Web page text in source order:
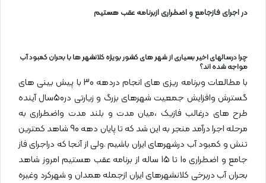
در اجرای فازجامع و اضطراری ازبرنامه عقب هستیم
چرا درسالهای اخیر بسیاری از شهر های کشور بویژه کلانشهر ها با بحران کمبود آب
مواجه شده اند؟
با مطالعات وبرنامه ریزی های انجام دردهه 30 با پیش بینی های
گسترش وافزایش جمعیت شهرهای بزرگ و زیارتی در50سال آینده
طرح های درغالب فازیک ،میان مدت و بلند مدت واضطراری به
مرحله اجرا درآمد منجر به این شد که تا پایان دهه 90 شاهد کمترین
تنش و کمبود آب درشهرهای ایران باشیم .ولی از آنجا که دراجرای فاز
جامع و اضطراری 10 تا 15 ساله از برنامه عقب هستیم امروز شاهد
بحران آب دربرخی کلانشهرهای ایران ازجمله همدان و شهرکرد وغیره